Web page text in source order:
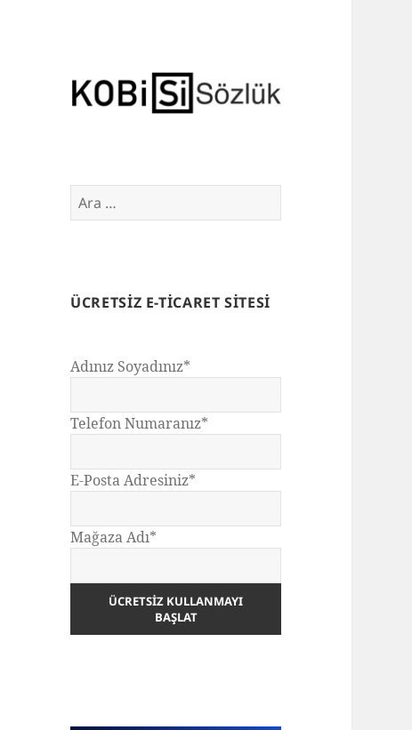
Arama:
ÜCRETSIZ E-TICARET SITESI
Adınız Soyadınız*
Telefon Numaranız*
E-Posta Adresiniz*
Mağaza Adı*
ÜCRETSIZ KULLANMAYI
BAŞLAT